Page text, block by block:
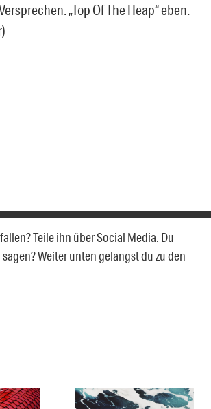
„Top Of The Heap“ eben.
Teile ihn über Social Media. Du
Weiter unten gelangst du zu den